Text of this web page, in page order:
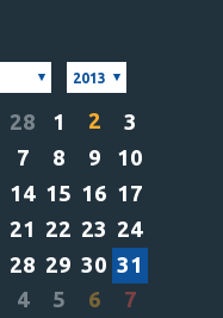
2013
28 1 2
3
7 8 9
10
14 15 16 17
21 22 23 24
28 29 30 31
4 5 6 7